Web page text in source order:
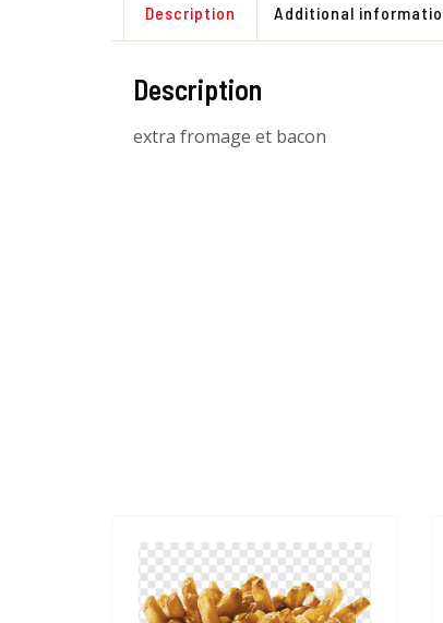
Description Additional
Description
extra fromage et bacon